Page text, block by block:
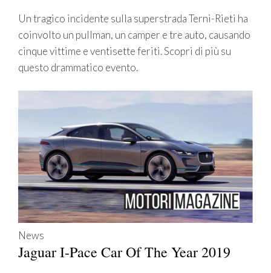
Un tragico incidente sulla superstrada Terni-Rieti ha
coinvolto un pullman, un camper e tre auto, causando
cinque vittime e ventisette feriti. Scopri di più su
questo drammatico evento.
News
Jaguar I-Pace Car Of The Year 2019